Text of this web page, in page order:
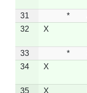
31 *
32
X
33 *
34
X
35 X